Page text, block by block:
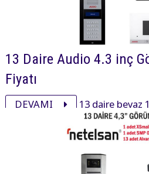
13 Daire Audio 4.3 inç
Fiyatı
DEVAMI
13 daire beyaz
inç daire içi cihaz, 3002 mekanik
aksesuarı ile görüntülü diafon